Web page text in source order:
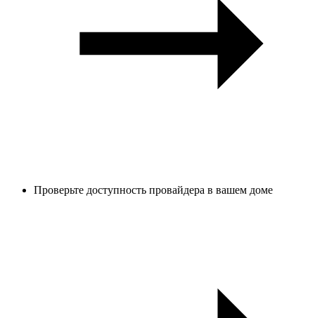
Проверьте доступность провайдера в вашем доме